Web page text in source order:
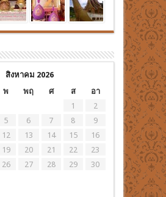
สิงหาคม 2026
พ พฤ ศ ส อา
1
2
5 6 7 8
9
12 13 14 15
16
19 20 21 22
23
26 27 28 29
30